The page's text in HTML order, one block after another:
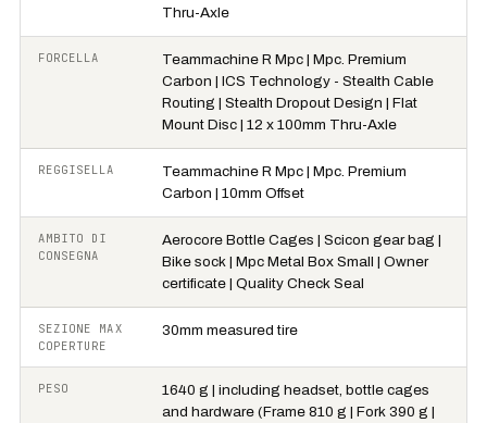
Thru-Axle
FORCELLA
Teammachine R Mpc | Mpc. Premium
Carbon | ICS Technology - Stealth Cable
Routing | Stealth Dropout Design | Flat
Mount Disc | 12 x 100mm Thru-Axle
REGGISELLA
Teammachine R Mpc | Mpc. Premium
Carbon | 10mm Offset
AMBITO DI
CONSEGNA
Aerocore Bottle Cages | Scicon gear bag |
Bike sock | Mpc Metal Box Small | Owner
certificate | Quality Check Seal
SEZIONE MAX
COPERTURE
30mm measured tire
PESO
1640 g | including headset, bottle cages
and hardware (Frame 810 g | Fork 390 g |